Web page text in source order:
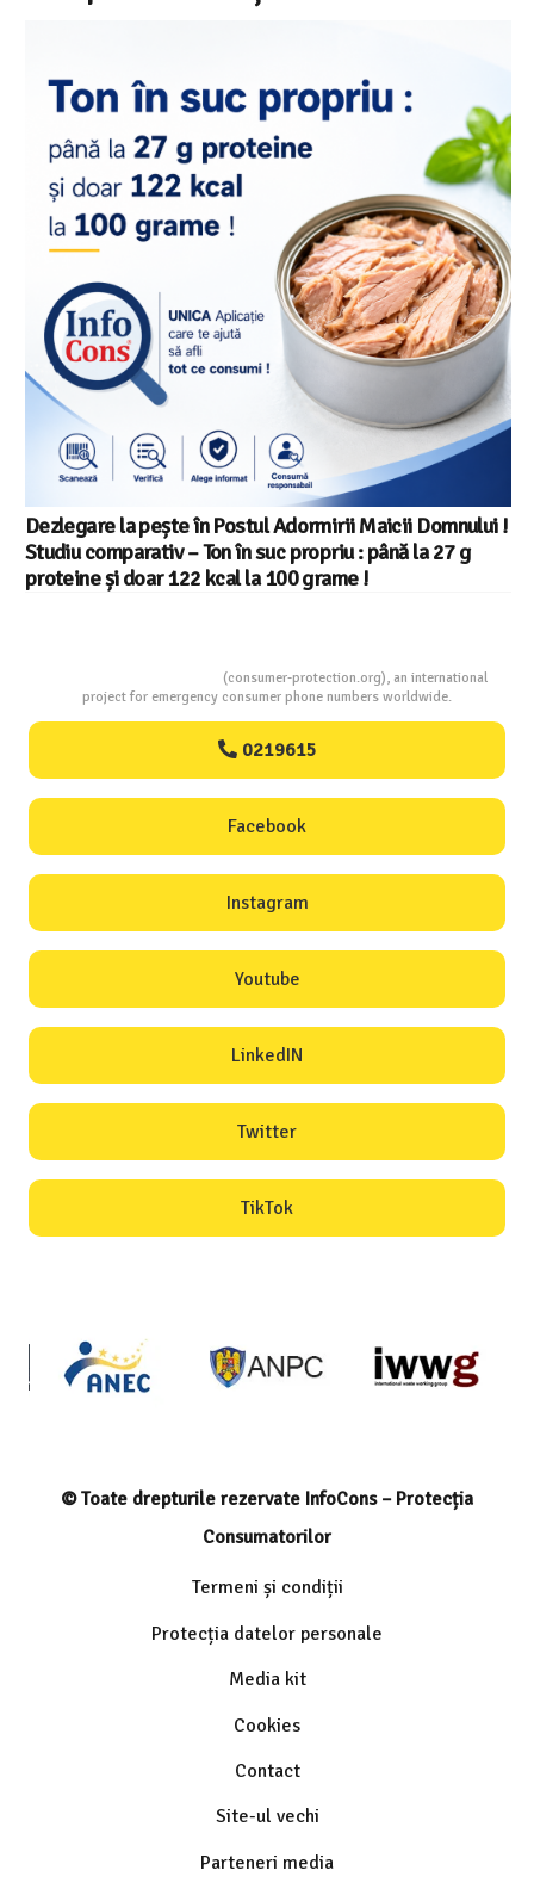
Salariul minim in Europa in 2026 – Romania pe locul 20
din 22 in UE
(consumer-protection.org), an international
project for emergency consumer phone numbers worldwide.
0219615
Facebook
Instagram
Youtube
LinkedIN
Twitter
TikTok
© Toate drepturile rezervate InfoCons – Protecția
Consumatorilor
Termeni și condiții
Protecția datelor personale
Media kit
Cookies
Contact
Site-ul vechi
Parteneri media